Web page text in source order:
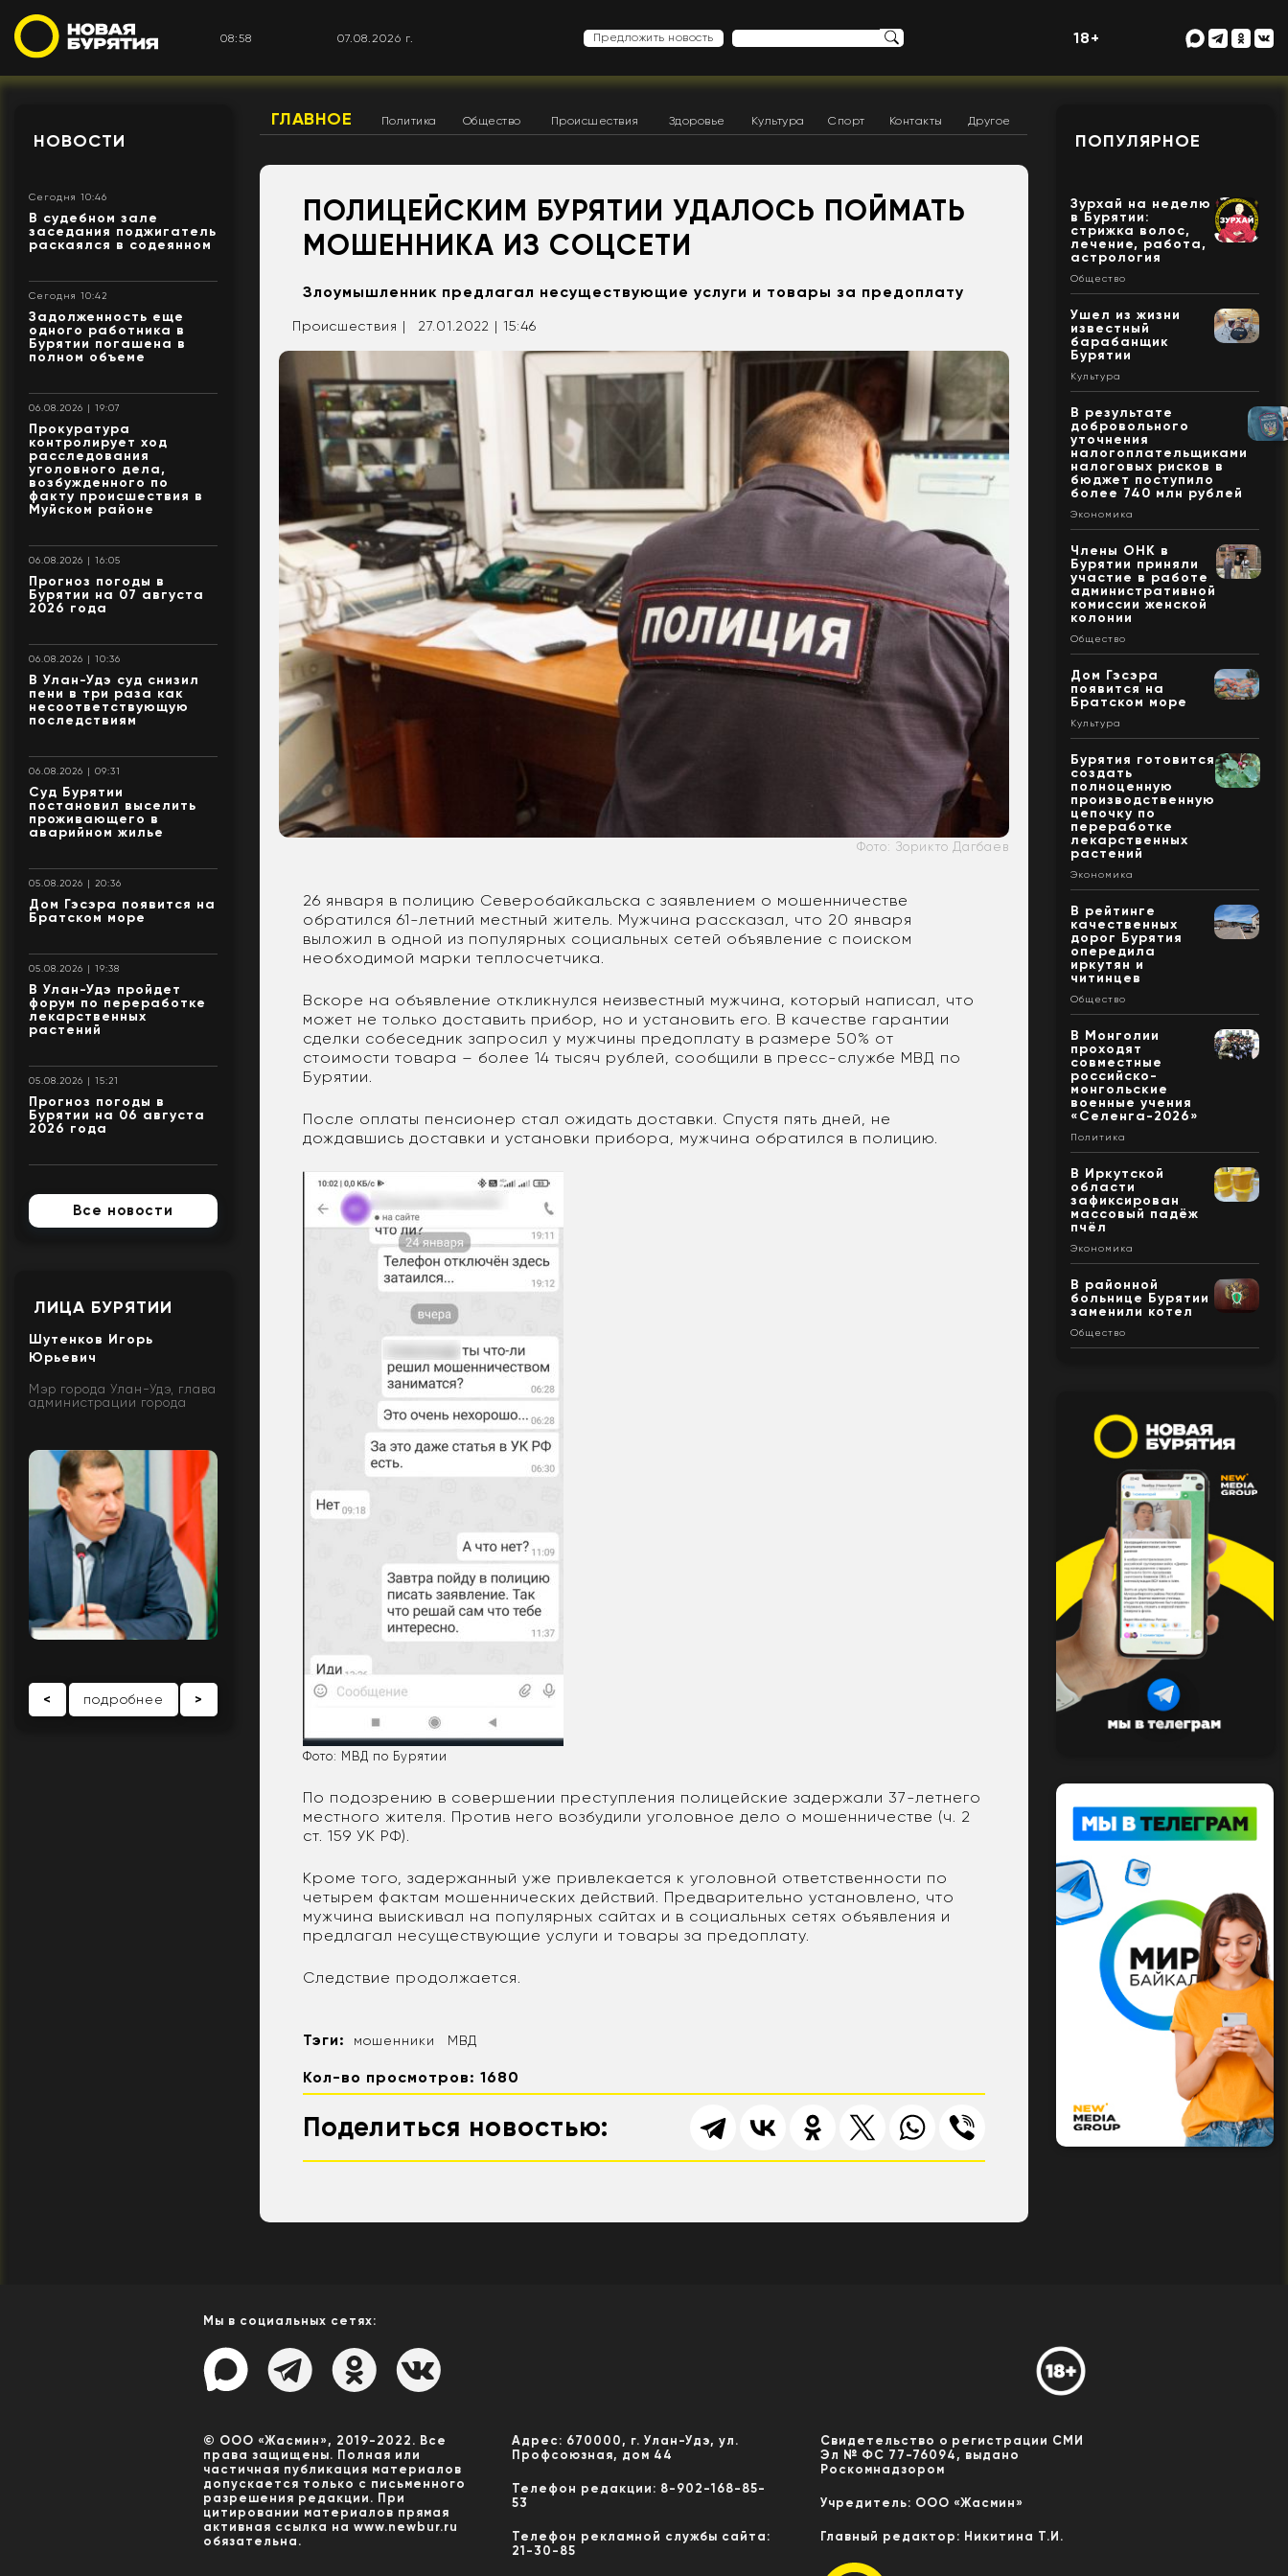
08:58 07.08.2026 г. Предложить новость 18+
НОВОСТИ
Сегодня 10:46
В судебном зале
заседания поджигатель
раскаялся в содеянном
Сегодня 10:42
Задолженность еще
одного работника в
Бурятии погашена в
полном объеме
06.08.2026 | 19:07
Прокуратура
контролирует ход
расследования
уголовного дела,
возбужденного по
факту происшествия в
Муйском районе
06.08.2026 | 16:05
Прогноз погоды в
Бурятии на 07 августа
2026 года
06.08.2026 | 10:36
В Улан-Удэ суд снизил
пени в три раза как
несоответствующую
последствиям
06.08.2026 | 09:31
Суд Бурятии
постановил выселить
проживающего в
аварийном жилье
05.08.2026 | 20:36
Дом Гэсэра появится на
Братском море
05.08.2026 | 19:38
В Улан-Удэ пройдет
форум по переработке
лекарственных
растений
05.08.2026 | 15:21
Прогноз погоды в
Бурятии на 06 августа
2026 года
Все новости
ЛИЦА БУРЯТИИ
Шутенков Игорь
Юрьевич
Мэр города Улан-Удэ, глава
администрации города
< подробнее >
ГЛАВНОЕ Политика Общество Происшествия Здоровье Культура Спорт Контакты Другое
ПОЛИЦЕЙСКИМ БУРЯТИИ УДАЛОСЬ ПОЙМАТЬ
МОШЕННИКА ИЗ СОЦСЕТИ
Злоумышленник предлагал несуществующие услуги и товары за предоплату
Происшествия | 27.01.2022 | 15:46
Фото: Зорикто Дагбаев
26 января в полицию Северобайкальска с заявлением о мошенничестве
обратился 61-летний местный житель. Мужчина рассказал, что 20 января
выложил в одной из популярных социальных сетей объявление с поиском
необходимой марки теплосчетчика.
Вскоре на объявление откликнулся неизвестный мужчина, который написал, что
может не только доставить прибор, но и установить его. В качестве гарантии
сделки собеседник запросил у мужчины предоплату в размере 50% от
стоимости товара – более 14 тысяч рублей, сообщили в пресс-службе МВД по
Бурятии.
После оплаты пенсионер стал ожидать доставки. Спустя пять дней, не
дождавшись доставки и установки прибора, мужчина обратился в полицию.
Фото: МВД по Бурятии
По подозрению в совершении преступления полицейские задержали 37-летнего
местного жителя. Против него возбудили уголовное дело о мошенничестве (ч. 2
ст. 159 УК РФ).
Кроме того, задержанный уже привлекается к уголовной ответственности по
четырем фактам мошеннических действий. Предварительно установлено, что
мужчина выискивал на популярных сайтах и в социальных сетях объявления и
предлагал несуществующие услуги и товары за предоплату.
Следствие продолжается.
Тэги: мошенники МВД
Кол-во просмотров: 1680
Поделиться новостью:
ПОПУЛЯРНОЕ
Зурхай на неделю
в Бурятии:
стрижка волос,
лечение, работа,
астрология
Общество
Ушел из жизни
известный
барабанщик
Бурятии
Культура
В результате
добровольного
уточнения
налогоплательщиками
налоговых рисков в
бюджет поступило
более 740 млн рублей
Экономика
Члены ОНК в
Бурятии приняли
участие в работе
административной
комиссии женской
колонии
Общество
Дом Гэсэра
появится на
Братском море
Культура
Бурятия готовится
создать
полноценную
производственную
цепочку по
переработке
лекарственных
растений
Экономика
В рейтинге
качественных
дорог Бурятия
опередила
иркутян и
читинцев
Общество
В Монголии
проходят
совместные
российско-
монгольские
военные учения
«Селенга-2026»
Политика
В Иркутской
области
зафиксирован
массовый падёж
пчёл
Экономика
В районной
больнице Бурятии
заменили котел
Общество
Мы в социальных сетях:
© ООО «Жасмин», 2019-2022. Все
права защищены. Полная или
частичная публикация материалов
допускается только с письменного
разрешения редакции. При
цитировании материалов прямая
активная ссылка на www.newbur.ru
обязательна.
Адрес: 670000, г. Улан-Удэ, ул.
Профсоюзная, дом 44
Телефон редакции: 8-902-168-85-
53
Телефон рекламной службы сайта:
21-30-85
Свидетельство о регистрации СМИ
Эл № ФС 77-76094, выдано
Роскомнадзором
Учредитель: ООО «Жасмин»
Главный редактор: Никитина Т.И.